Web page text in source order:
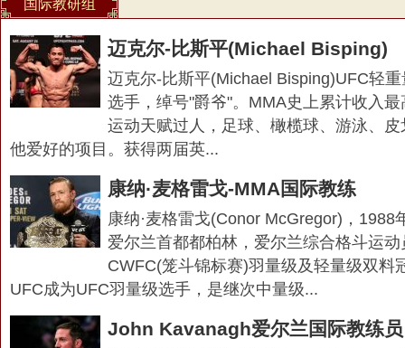
国际教研组
迈克尔-比斯平(Michael Bisping)
迈克尔-比斯平(Michael Bisping)UFC轻
选手，绰号"爵爷"。MMA史上累计收入
运动天赋过人，足球、橄榄球、游泳、
他爱好的项目。获得两届英...
康纳·麦格雷戈-MMA国际教练
康纳·麦格雷戈(Conor McGregor)，1988
爱尔兰首都都柏林，爱尔兰综合格斗运
CWFC(笼斗锦标赛)羽量级及轻量级双料
UFC成为UFC羽量级选手，是继次中量级...
John Kavanagh爱尔兰国际教练员